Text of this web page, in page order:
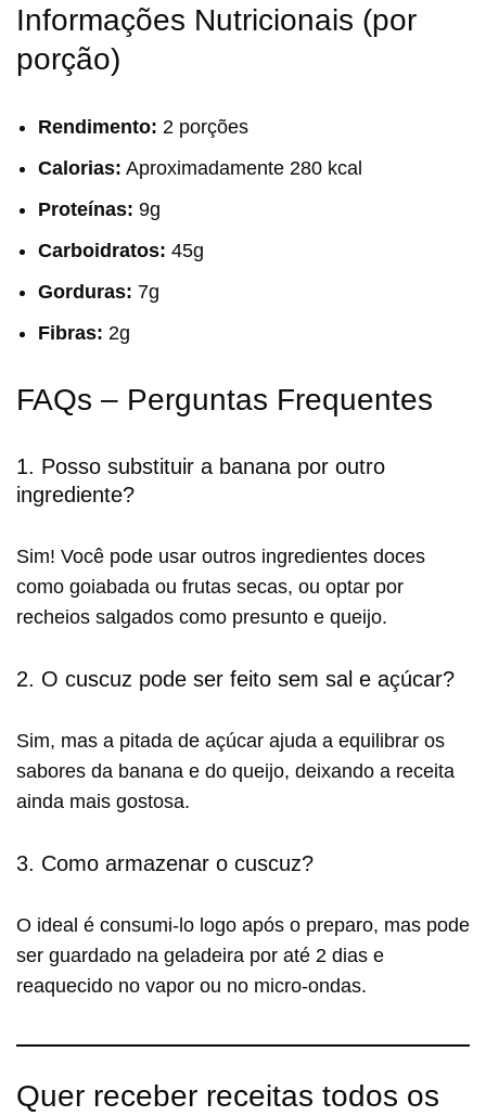
Informações Nutricionais (por
porção)
Rendimento: 2 porções
Calorias: Aproximadamente 280 kcal
Proteínas: 9g
Carboidratos: 45g
Gorduras: 7g
Fibras: 2g
FAQs – Perguntas Frequentes
1. Posso substituir a banana por outro
ingrediente?
Sim! Você pode usar outros ingredientes doces
como goiabada ou frutas secas, ou optar por
recheios salgados como presunto e queijo.
2. O cuscuz pode ser feito sem sal e açúcar?
Sim, mas a pitada de açúcar ajuda a equilibrar os
sabores da banana e do queijo, deixando a receita
ainda mais gostosa.
3. Como armazenar o cuscuz?
O ideal é consumi-lo logo após o preparo, mas pode
ser guardado na geladeira por até 2 dias e
reaquecido no vapor ou no micro-ondas.
Quer receber receitas todos os